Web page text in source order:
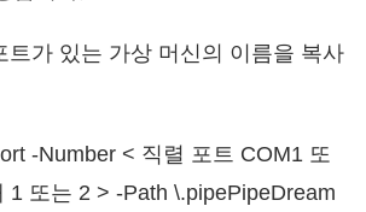
트가 있는 가상 머신의 이름을 복사
-Number < 직렬 포트 COM1 또
1 또는 2 > -Path \.pipePipeDream